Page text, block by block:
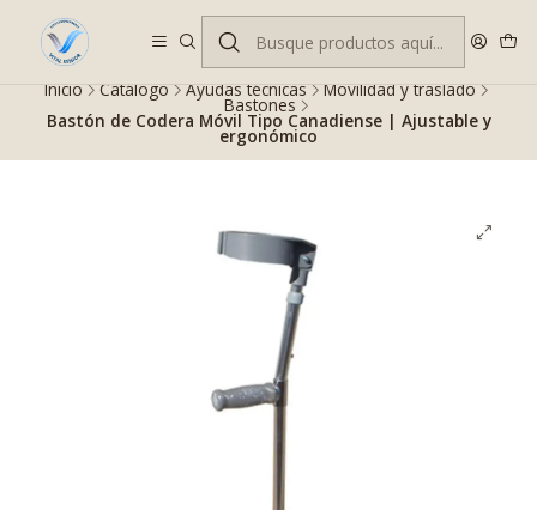
Despacho gratis en RM desde $100.000. Revisa las condiciones.
Inicio Catálogo Ayudas técnicas Movilidad y traslado
Bastones
Bastón de Codera Móvil Tipo Canadiense | Ajustable y
ergonómico